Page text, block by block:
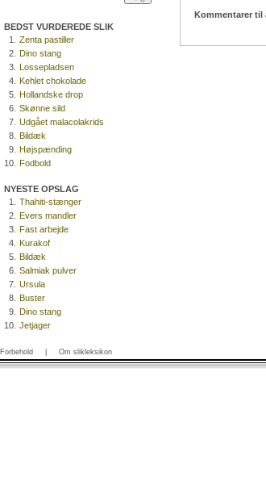
BEDST VURDEREDE SLIK
1.
Zenta pastiller
2. Dino stang
3. Lossepladsen
4. Kehlet chokolade
5. Hollandske drop
6. Skønne sild
7. Udgået malacolakrids
8. Bildæk
9. Højspænding
10. Fodbold
NYESTE OPSLAG
1.
Thahiti-stænger
2. Evers mandler
3. Fast arbejde
4. Kurakof
5. Bildæk
6. Salmiak pulver
7. Ursula
8. Buster
9. Dino stang
10. Jetjager
Kommentarer til
Forbehold Om slikleksikon